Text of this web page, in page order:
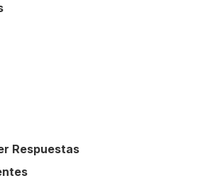
Respuestas